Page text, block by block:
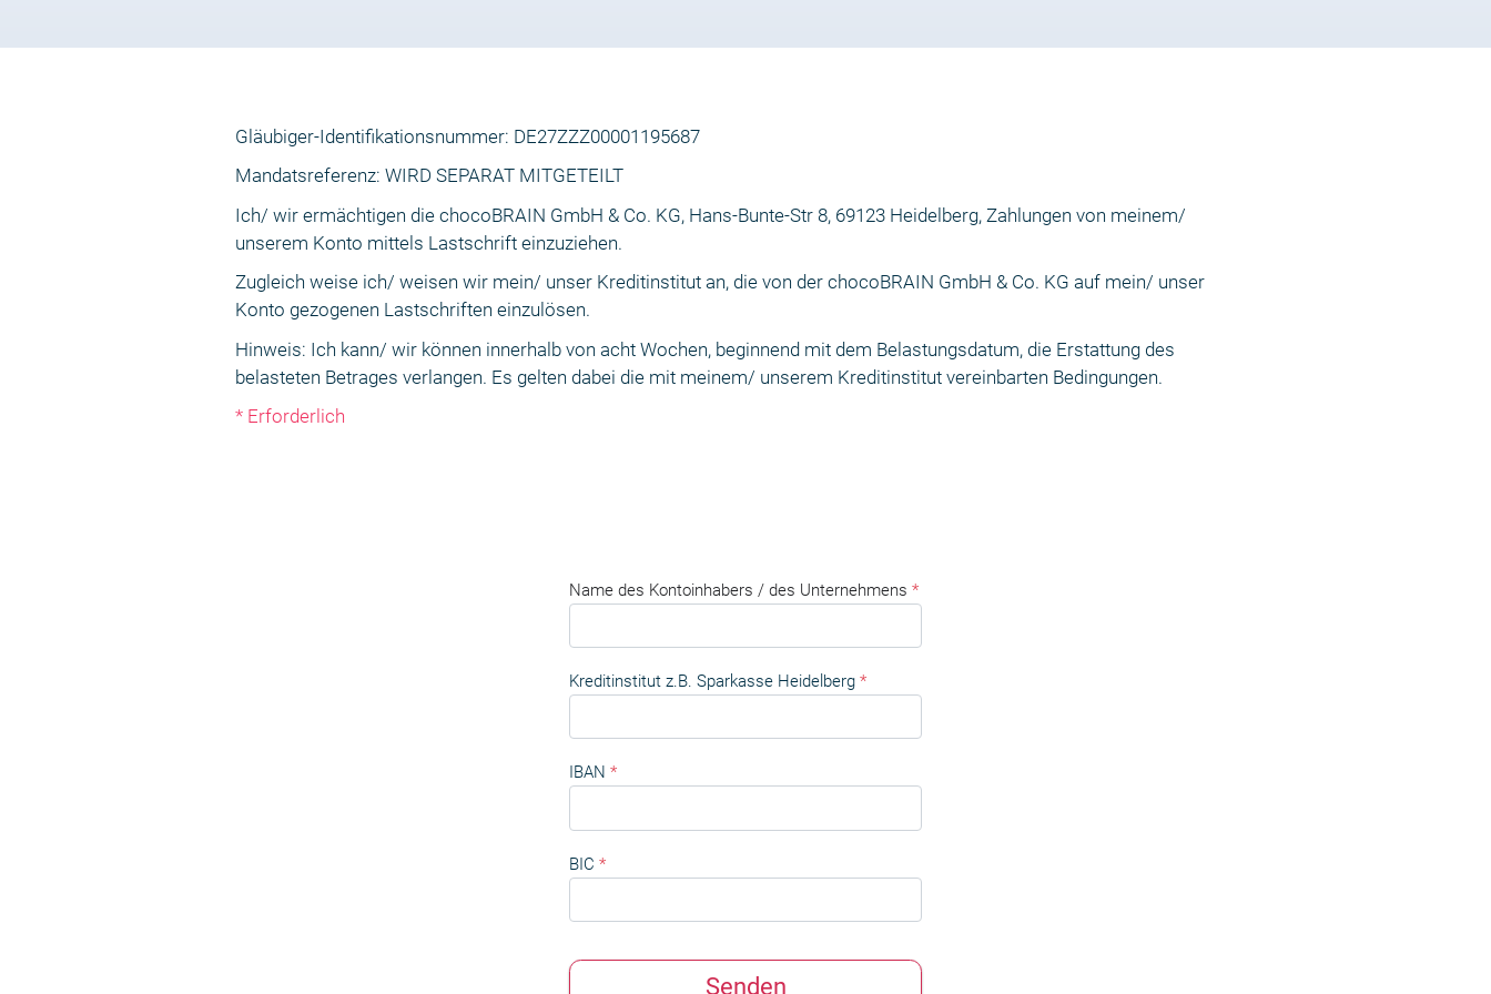
Gläubiger-Identifikationsnummer: DE27ZZZ00001195687
Mandatsreferenz: WIRD SEPARAT MITGETEILT
Ich/ wir ermächtigen die chocoBRAIN GmbH & Co. KG, Hans-Bunte-Str 8, 69123 Heidelberg, Zahlungen von meinem/
unserem Konto mittels Lastschrift einzuziehen.
Zugleich weise ich/ weisen wir mein/ unser Kreditinstitut an, die von der chocoBRAIN GmbH & Co. KG auf mein/ unser
Konto gezogenen Lastschriften einzulösen.
Hinweis: Ich kann/ wir können innerhalb von acht Wochen, beginnend mit dem Belastungsdatum, die Erstattung des
belasteten Betrages verlangen. Es gelten dabei die mit meinem/ unserem Kreditinstitut vereinbarten Bedingungen.
* Erforderlich
Name des Kontoinhabers / des Unternehmens *
Kreditinstitut z.B. Sparkasse Heidelberg *
IBAN *
BIC *
Senden